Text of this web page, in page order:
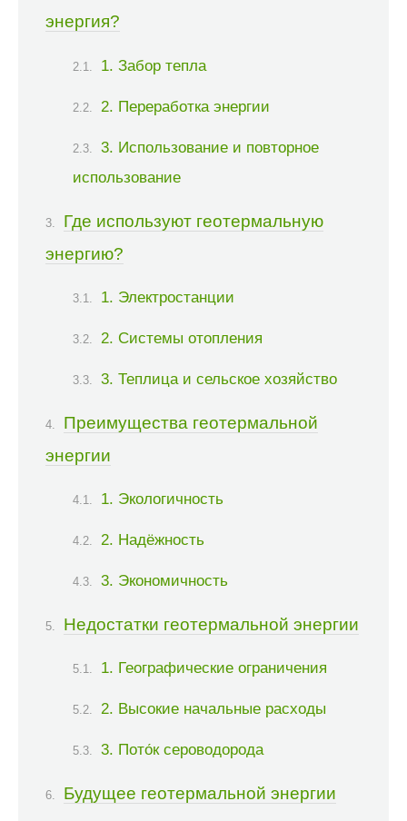
энергия?
1. Забор тепла
2. Переработка энергии
3. Использование и повторное
использование
Где используют геотермальную
энергию?
1. Электростанции
2. Системы отопления
3. Теплица и сельское хозяйство
Преимущества геотермальной
энергии
1. Экологичность
2. Надёжность
3. Экономичность
Недостатки геотермальной энергии
1. Географические ограничения
2. Высокие начальные расходы
3. Пото́к сероводорода
Будущее геотермальной энергии